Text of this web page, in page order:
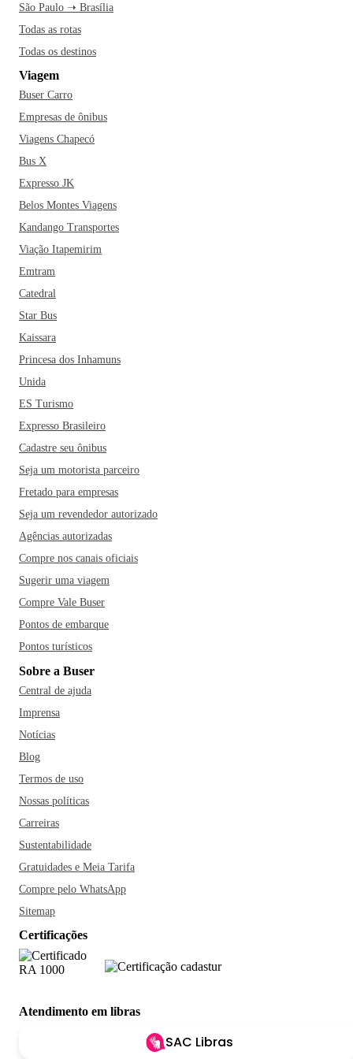
São Paulo ➝ Brasília
Todas as rotas
Todas os destinos
Viagem
Buser Carro
Empresas de ônibus
Viagens Chapecó
Bus X
Expresso JK
Belos Montes Viagens
Kandango Transportes
Viação Itapemirim
Emtram
Catedral
Star Bus
Kaissara
Princesa dos Inhamuns
Unida
ES Turismo
Expresso Brasileiro
Cadastre seu ônibus
Seja um motorista parceiro
Fretado para empresas
Seja um revendedor autorizado
Agências autorizadas
Compre nos canais oficiais
Sugerir uma viagem
Compre Vale Buser
Pontos de embarque
Pontos turísticos
Sobre a Buser
Central de ajuda
Imprensa
Notícias
Blog
Termos de uso
Nossas políticas
Carreiras
Sustentabilidade
Gratuidades e Meia Tarifa
Compre pelo WhatsApp
Sitemap
Certificações
Atendimento em libras
SAC Libras